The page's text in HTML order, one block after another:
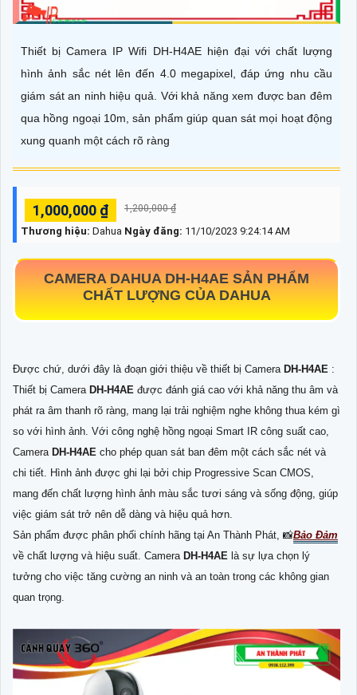
Thiết bị Camera IP Wifi DH-H4AE hiện đại với chất lượng
hình ảnh sắc nét lên đến 4.0 megapixel, đáp ứng nhu cầu
giám sát an ninh hiệu quả. Với khả năng xem được ban đêm
qua hồng ngoại 10m, sản phẩm giúp quan sát mọi hoạt động
xung quanh một cách rõ ràng
1,000,000 ₫ 1,200,000 ₫
Thương hiệu: Dahua Ngày đăng: 11/10/2023 9:24:14 AM
CAMERA DAHUA DH-H4AE SẢN PHẨM
CHẤT LƯỢNG CỦA DAHUA
Được chứ, dưới đây là đoạn giới thiệu về thiết bị Camera DH-H4AE :
Thiết bị Camera DH-H4AE được đánh giá cao với khả năng thu âm và
phát ra âm thanh rõ ràng, mang lại trải nghiệm nghe không thua kém gì
so với hình ảnh. Với công nghệ hồng ngoại Smart IR công suất cao,
Camera DH-H4AE cho phép quan sát ban đêm một cách sắc nét và
chi tiết. Hình ảnh được ghi lại bởi chip Progressive Scan CMOS,
mang đến chất lượng hình ảnh màu sắc tươi sáng và sống động, giúp
việc giám sát trở nên dễ dàng và hiệu quả hơn.
Sản phẩm được phân phối chính hãng tại An Thành Phát, 📸Bảo Đảm
về chất lượng và hiệu suất. Camera DH-H4AE là sự lựa chọn lý
tưởng cho việc tăng cường an ninh và an toàn trong các không gian
quan trọng.